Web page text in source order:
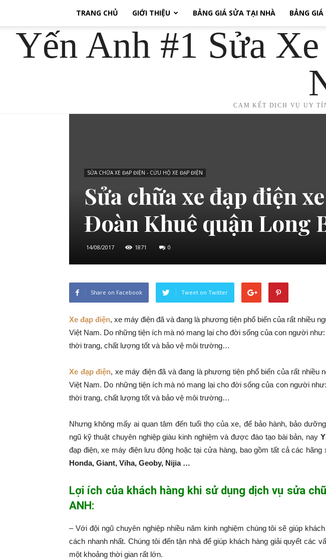
TRANG CHỦ GIỚI THIỆU BẢNG GIÁ SỬA TẠI NHÀ BẢNG GIÁ
Yến Anh #1 Sửa
CAM KẾT DỊCH VỤ UY
SỬA CHỮA XE ĐẠP ĐIỆN - CỨU HỘ XE ĐẠP ĐIỆN
Sửa chữa xe đạp điện
Đoàn Khuê quận Long
14/08/2017 1871 0
Share on Facebook Tweet on Twitter
Xe đạp điện, xe máy điện đã và đang là phương tiện phổ biến của rất nhiều
Việt Nam. Do những tiện ích mà nó mang lại cho đời sống của con người
thời trang, chất lượng tốt và bảo vệ môi trường…
Xe đạp điện, xe máy điện đã và đang là phương tiện phổ biến của rất nhiều
Việt Nam. Do những tiện ích mà nó mang lại cho đời sống của con người
thời trang, chất lượng tốt và bảo vệ môi trường…
Nhưng không mấy ai quan tâm đến tuổi thọ của xe, để bảo hành, bảo
ngũ kỹ thuật chuyên nghiệp giàu kinh nghiệm và được đào tạo bài bản, nay
đạp điện, xe máy điện lưu động hoặc tại cửa hàng, bao gồm tất cả các hãng
Honda, Giant, Viha, Geoby, Nijia …
Lợi ích của khách hàng khi sử dụng dịch vụ sửa
ANH:
– Với đội ngũ chuyên nghiệp nhiều năm kinh nghiệm chúng tôi sẽ giúp
cách nhanh nhất. Chúng tôi đến tận nhà để giúp khách hàng giải quyết các
một khoảng thời gian rất lớn.